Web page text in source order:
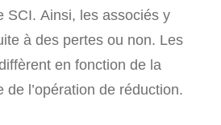
SCI. Ainsi, les associés y
à des pertes ou non. Les
en fonction de la
de l’opération de réduction.